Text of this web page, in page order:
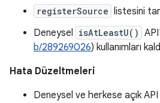
registerSource listesini
Deneysel isAtLeastU()
b/289269026) kullanımları
Hata Düzeltmeleri
Deneysel ve herkese açık